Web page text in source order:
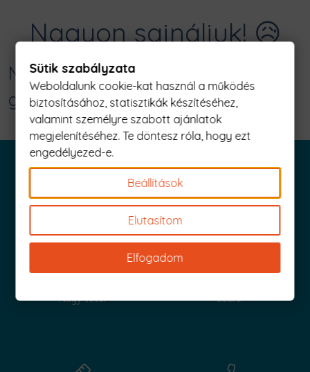
Nagyon sajnáljuk! 😥
Nincs találat erre: "fingani jó -
galaxy Férfi Póló"
Iratkozz fel és küldjük is az 1000 Ft értékű kuponod!
Nagy tétel Csere
Sütik szabályzata
Weboldalunk cookie-kat használ a működés
biztosításához, statisztikák készítéséhez,
valamint személyre szabott ajánlatok
megjelenítéséhez. Te döntesz róla, hogy ezt
engedélyezed-e.
Beállítások
Elutasítom
Elfogadom